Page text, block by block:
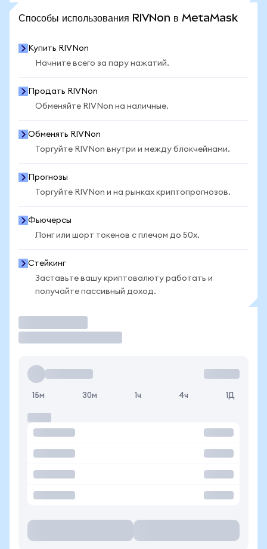
Способы использования RIVNon в MetaMask
Купить RIVNon
Начните всего за пару нажатий.
Продать RIVNon
Обменяйте RIVNon на наличные.
Обменять RIVNon
Торгуйте RIVNon внутри и между блокчейнами.
Прогнозы
Торгуйте RIVNon и на рынках криптопрогнозов.
Фьючерсы
Лонг или шорт токенов с плечом до 50x.
Стейкинг
Заставьте вашу криптовалюту работать и
получайте пассивный доход.
15м 30м 1ч 4ч 1Д